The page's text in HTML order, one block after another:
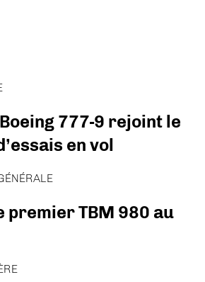
777-9 rejoint le
en vol
premier TBM 980 au